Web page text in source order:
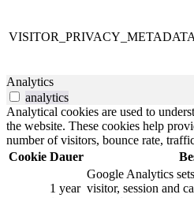
VISITOR_PRIVACY_METADATA
Analytics
analytics
Analytical cookies are used to
the website. These cookies help
number of visitors, bounce rate,
Cookie Dauer
1 year
Google Analytics
visitor, session and